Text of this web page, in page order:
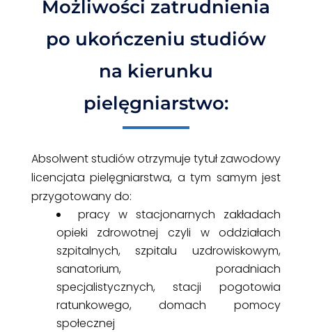
Możliwości zatrudnienia
po ukończeniu studiów
na kierunku
pielęgniarstwo:
Absolwent studiów otrzymuje tytuł zawodowy
licencjata pielęgniarstwa, a tym samym jest
przygotowany do:
pracy w stacjonarnych zakładach
opieki zdrowotnej czyli w oddziałach
szpitalnych, szpitalu uzdrowiskowym,
sanatorium, poradniach
specjalistycznych, stacji pogotowia
ratunkowego, domach pomocy
społecznej